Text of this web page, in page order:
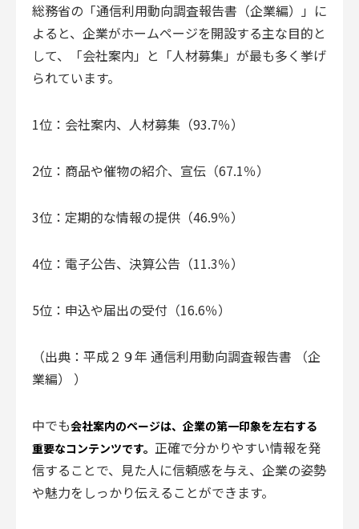
総務省の「通信利用動向調査報告書（企業編）」に
よると、企業がホームページを開設する主な目的と
して、「会社案内」と「人材募集」が最も多く挙げ
られています。
1位：会社案内、人材募集（93.7％）
2位：商品や催物の紹介、宣伝（67.1％）
3位：定期的な情報の提供（46.9％）
4位：電子公告、決算公告（11.3％）
5位：申込や届出の受付（16.6％）
（出典： 平成２９年 通信利用動向調査報告書 （企
業編）
）
中でも会社案内のページは、企業の第一印象を左右する
重要なコンテンツです。 正確で分かりやすい情報を発
信することで、見た人に信頼感を与え、企業の姿勢
や魅力をしっかり伝えることができます。